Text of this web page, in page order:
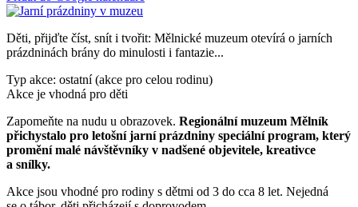
Děti, přijďte číst, snít i tvořit: Mělnické muzeum otevírá o jarních
prázdninách brány do minulosti i fantazie...
Typ akce: ostatní (akce pro celou rodinu)
Akce je vhodná pro děti
Zapomeňte na nudu u obrazovek. Regionální muzeum Mělník
přichystalo pro letošní jarní prázdniny speciální program, který
promění malé návštěvníky v nadšené objevitele, kreativce
a snílky.
Akce jsou vhodné pro rodiny s dětmi od 3 do cca 8 let. Nejedná